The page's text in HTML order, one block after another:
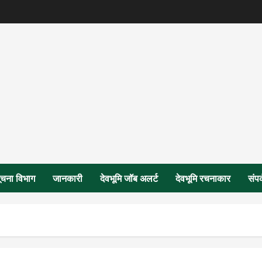
विभाग जानकारी देवभूमि जॉब अलर्ट देवभूमि रचनाकार